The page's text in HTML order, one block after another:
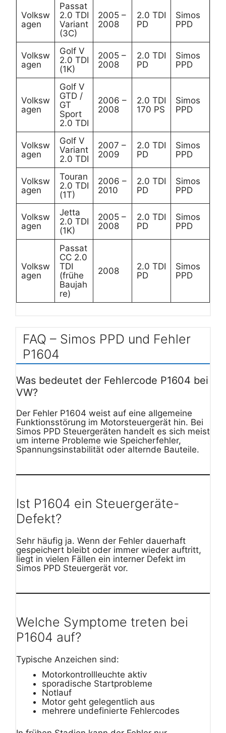
Volksw
agen
Passat
2.0 TDI
Variant
(3C)
2005 –
2008
2.0 TDI
PD
Simos
PPD
Volksw
agen
Golf V
2.0 TDI
(1K)
2005 –
2008
2.0 TDI
PD
Simos
PPD
Volksw
agen
Golf V
GTD /
GT
Sport
2.0 TDI
2006 –
2008
2.0 TDI
170 PS
Simos
PPD
Volksw
agen
Golf V
Variant
2.0 TDI
2007 –
2009
2.0 TDI
PD
Simos
PPD
Volksw
agen
Touran
2.0 TDI
(1T)
2006 –
2010
2.0 TDI
PD
Simos
PPD
Volksw
agen
Jetta
2.0 TDI
(1K)
2005 –
2008
2.0 TDI
PD
Simos
PPD
Volksw
agen
Passat
CC 2.0
TDI
(frühe
Baujah
re)
2008
2.0 TDI
PD
Simos
PPD
FAQ – Simos PPD und Fehler
P1604
Was bedeutet der Fehlercode P1604 bei
VW?
Der Fehler P1604 weist auf eine allgemeine
Funktionsstörung im Motorsteuergerät hin. Bei
Simos PPD Steuergeräten handelt es sich meist
um interne Probleme wie Speicherfehler,
Spannungsinstabilität oder alternde Bauteile.
Ist P1604 ein Steuergeräte-
Defekt?
Sehr häufig ja. Wenn der Fehler dauerhaft
gespeichert bleibt oder immer wieder auftritt,
liegt in vielen Fällen ein interner Defekt im
Simos PPD Steuergerät vor.
Welche Symptome treten bei
P1604 auf?
Typische Anzeichen sind:
Motorkontrollleuchte aktiv
sporadische Startprobleme
Notlauf
Motor geht gelegentlich aus
mehrere undefinierte Fehlercodes